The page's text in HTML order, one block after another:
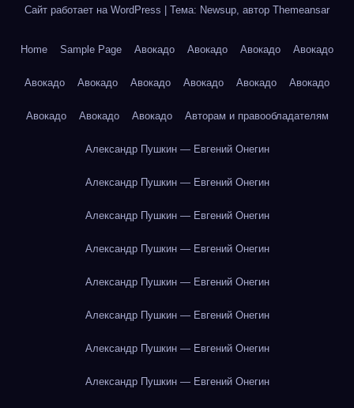
Сайт работает на WordPress Тема: Newsup, автор Themeansar
Home Sample Page Авокадо Авокадо Авокадо Авокадо
Авокадо Авокадо Авокадо Авокадо Авокадо Авокадо
Авокадо Авокадо Авокадо Авторам и правообладателям
Александр Пушкин — Евгений Онегин
Александр Пушкин — Евгений Онегин
Александр Пушкин — Евгений Онегин
Александр Пушкин — Евгений Онегин
Александр Пушкин — Евгений Онегин
Александр Пушкин — Евгений Онегин
Александр Пушкин — Евгений Онегин
Александр Пушкин — Евгений Онегин